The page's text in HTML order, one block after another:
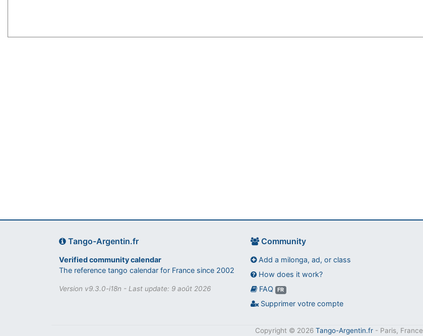
Tango-Argentin.fr
Verified community calendar
The reference tango calendar for France since 2002
Version v9.3.0-i18n - Last update: 9 août 2026
Community
Add a milonga, ad, or class
How does it work?
FAQ
FR
Supprimer votre compte
Copyright © 2026 Tango-Argentin.fr- Paris, France